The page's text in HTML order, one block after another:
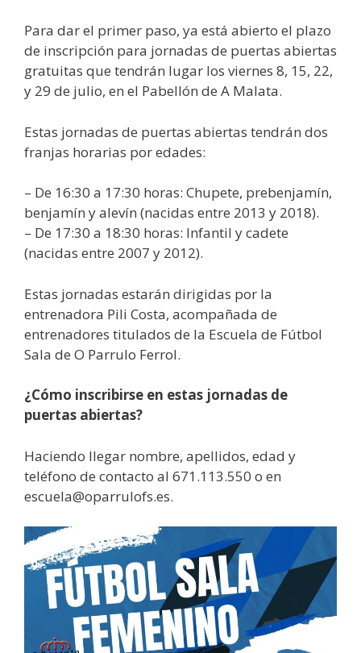
Para dar el primer paso, ya está abierto el plazo
de inscripción para jornadas de puertas abiertas
gratuitas que tendrán lugar los viernes 8, 15, 22,
y 29 de julio, en el Pabellón de A Malata.
Estas jornadas de puertas abiertas tendrán dos
franjas horarias por edades:
– De 16:30 a 17:30 horas: Chupete, prebenjamín,
benjamín y alevín (nacidas entre 2013 y 2018).
– De 17:30 a 18:30 horas: Infantil y cadete
(nacidas entre 2007 y 2012).
Estas jornadas estarán dirigidas por la
entrenadora Pili Costa, acompañada de
entrenadores titulados de la Escuela de Fútbol
Sala de O Parrulo Ferrol.
¿Cómo inscribirse en estas jornadas de
puertas abiertas?
Haciendo llegar nombre, apellidos, edad y
teléfono de contacto al 671.113.550 o en
escuela@oparrulofs.es.